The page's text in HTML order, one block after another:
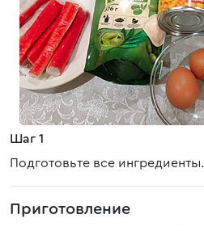
Шаг 1
Подготовьте все ингредиенты.
Приготовление